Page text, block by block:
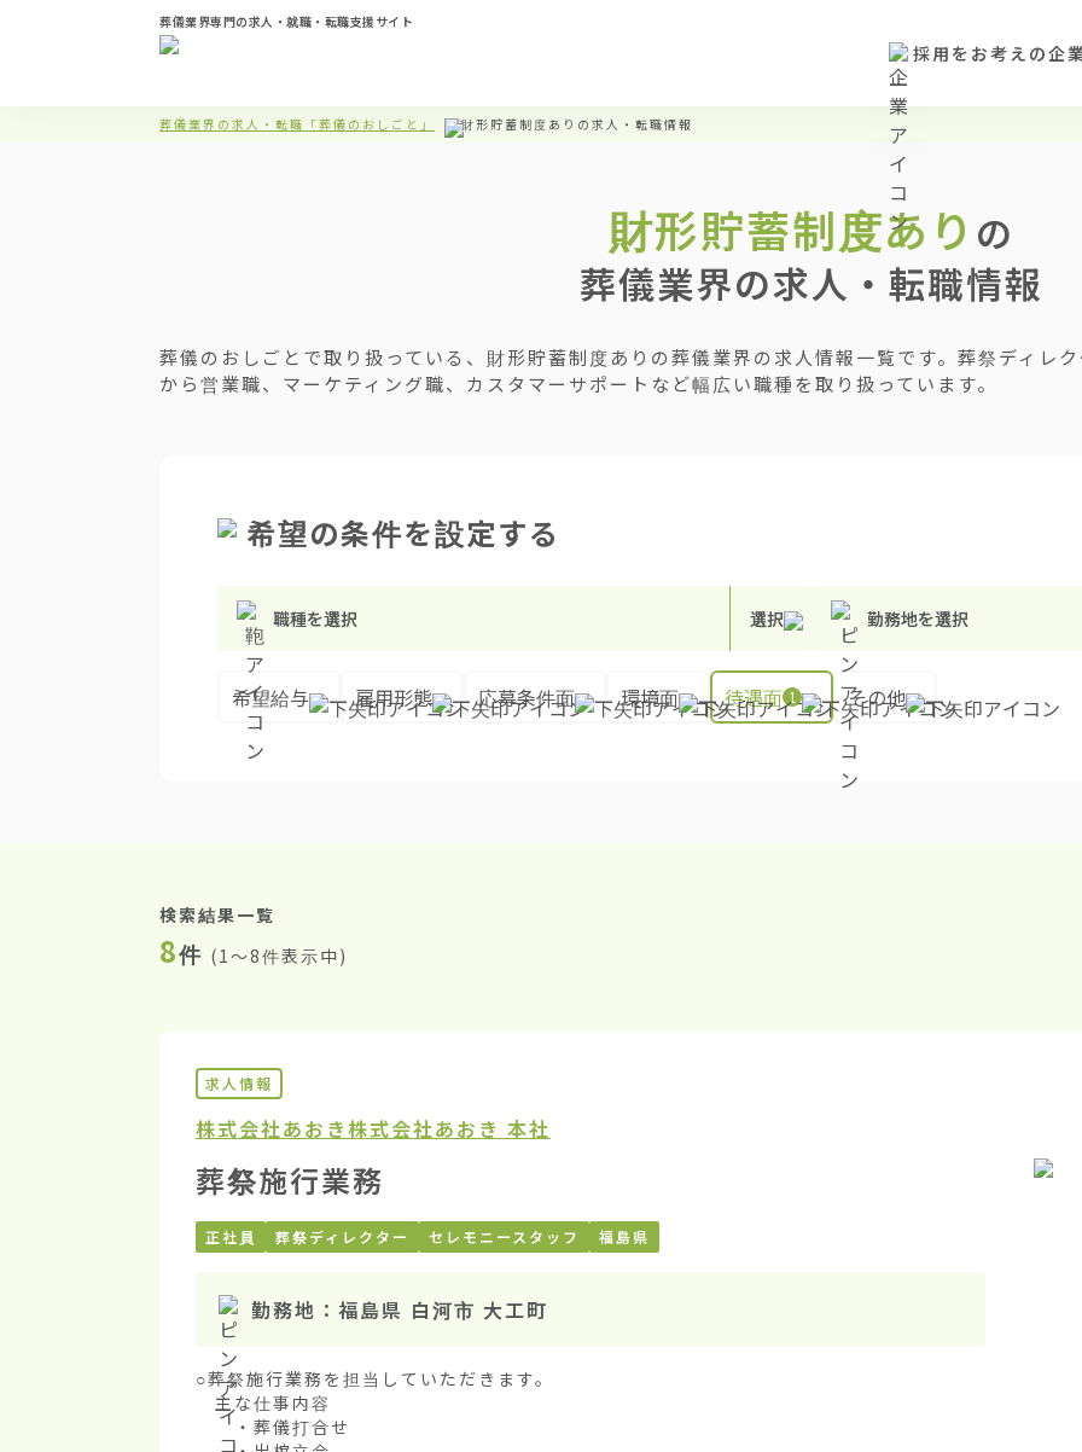
葬儀業界専門の求人・就職・転職支援サイト
採用をお考えの企
葬儀業界の求人・転職「葬儀のおしごと」 財形貯蓄制度ありの求人・転職情報
財形貯蓄制度あり の
葬儀業界の求人・転職情報
葬儀のおしごとで取り扱っている、財形貯蓄制度ありの葬儀業界の求人情報一覧です。葬祭ディレ
から営業職、マーケティング職、カスタマーサポートなど幅広い職種を取り扱っています。
希望の条件を設定する
職種を選択 選択 勤務地を選択
希望給与 雇用形態 応募条件面 環境面 待遇面 1 その他
検索結果一覧
8件 (1〜8件表示中)
求人情報
株式会社あおき株式会社あおき 本社
葬祭施行業務
正社員 葬祭ディレクター セレモニースタッフ 福島県
勤務地： 福島県 白河市 大工町
○葬祭施行業務を担当していただきます。
主な仕事内容
・葬儀打合せ